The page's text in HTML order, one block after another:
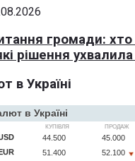
громади: хто
рішення ухвалила
в Україні